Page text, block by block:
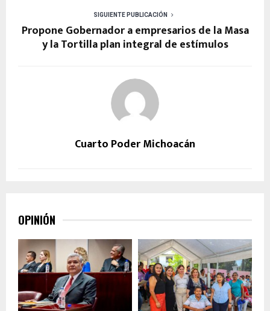
SIGUIENTE PUBLICACIÓN
Propone Gobernador a empresarios de la Masa
y la Tortilla plan integral de estímulos
Cuarto Poder Michoacán
OPINIÓN